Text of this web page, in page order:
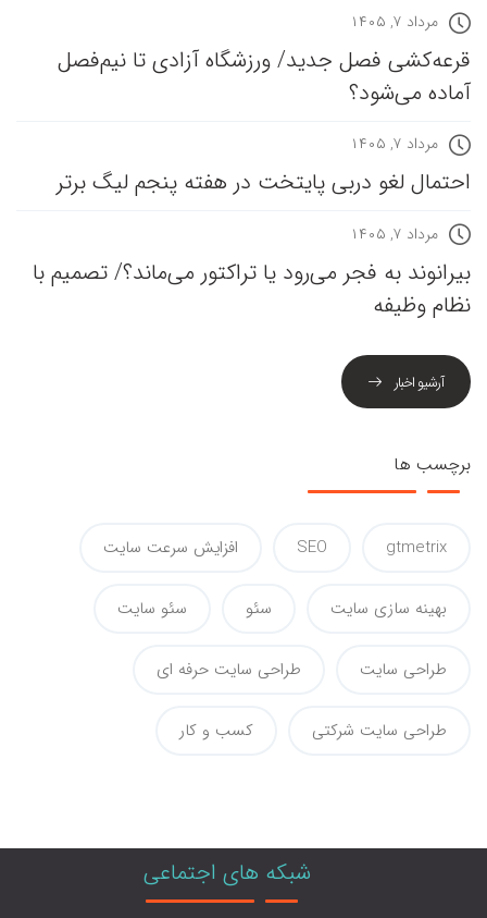
مرداد ۷, ۱۴۰۵
قرعه‎‌کشی فصل جدید/ ورزشگاه آزادی تا نیم‌فصل
آماده می‌شود؟
مرداد ۷, ۱۴۰۵
احتمال لغو دربی پایتخت در هفته پنجم لیگ برتر
مرداد ۷, ۱۴۰۵
بیرانوند به فجر می‌رود یا تراکتور می‌ماند؟/ تصمیم با
نظام وظیفه
آرشیو اخبار
برچسب ها
gtmetrix
SEO افزایش سرعت سایت
بهینه سازی سایت سئو سئو سایت
طراحی سایت طراحی سایت حرفه ای
طراحی سایت شرکتی کسب و کار
شبکه های اجتماعی